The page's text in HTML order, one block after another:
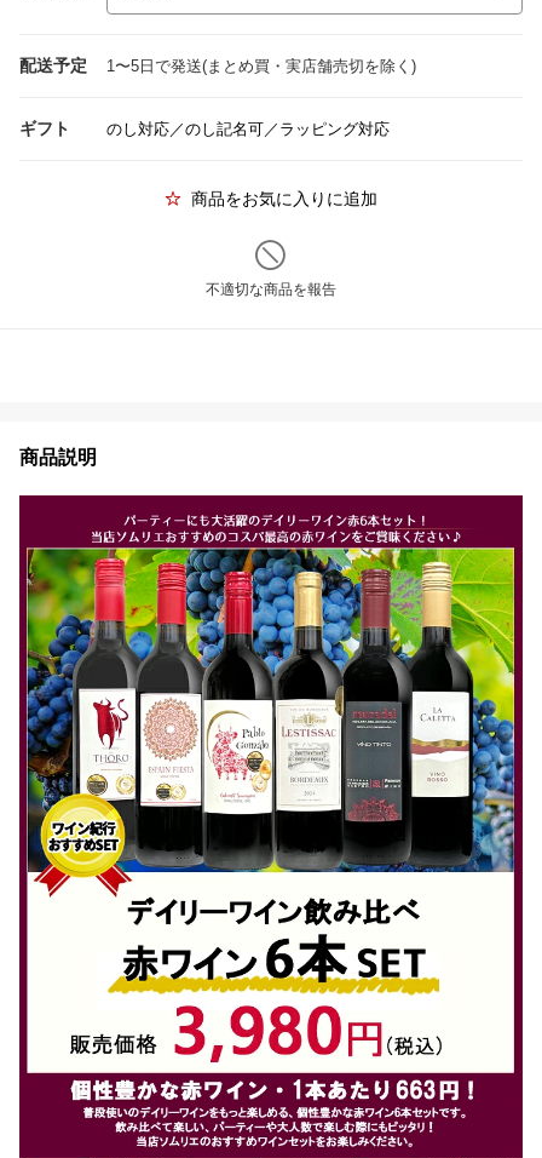
配送予定 1〜5日で発送(まとめ買・実店舗売切を除く)
ギフト のし対応／のし記名可／ラッピング対応
商品をお気に入りに追加
不適切な商品を報告
商品説明